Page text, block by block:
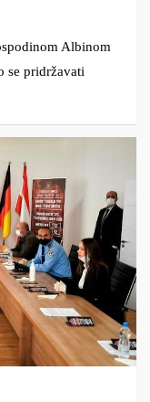
Albinom
se pridržavati